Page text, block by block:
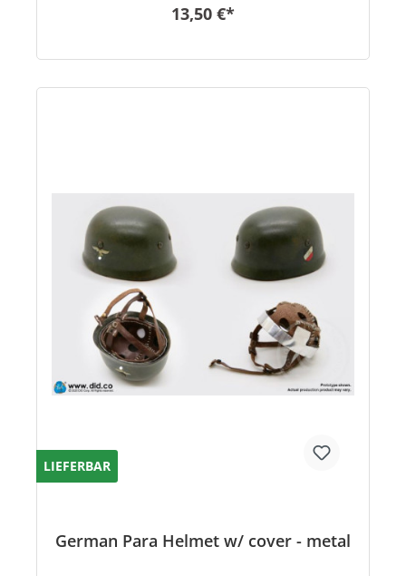
13,50 €*
LIEFERBAR
German Para Helmet w/ cover - metal